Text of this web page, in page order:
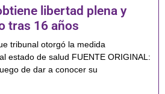
libertad plena y
tras 16 años
tribunal otorgó la medida
estado de salud FUENTE ORIGINAL:
de dar a conocer su